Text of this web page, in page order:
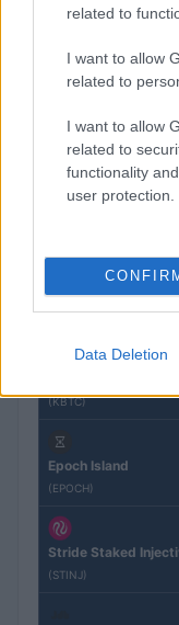
related to
I want to allow
related to
I want to allow
related to
functionality
user protection.
Data Deletion
grote
Sven Bakker · 9 aug 2026
CRYPTOKOERSEN
Eureka Bridged PAX
(PAXG)
(KBTC)
Epoch Island
(EPOCH)
Stride Staked
(STINJ)